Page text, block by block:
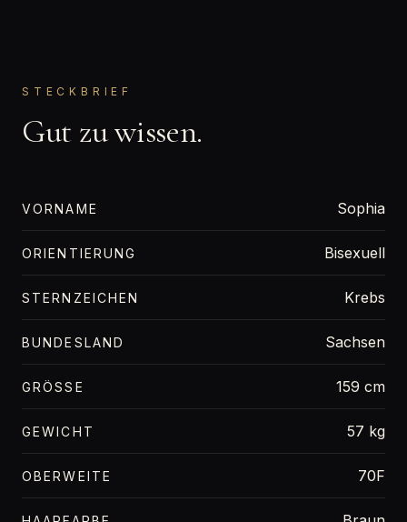
STECKBRIEF
Gut zu wissen.
VORNAME Sophia
ORIENTIERUNG Bisexuell
STERNZEICHEN Krebs
BUNDESLAND Sachsen
GRÖSSE 159 cm
GEWICHT 57 kg
OBERWEITE 70F